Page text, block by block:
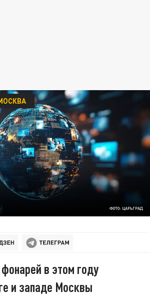
ФОТО: ЦАРЬГРАД
в этом году
и западе Москвы